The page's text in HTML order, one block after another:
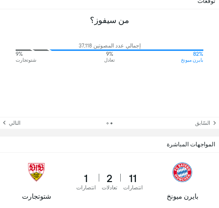
من سيفوز؟
إجمالي عدد المصوتين 37,118
82%
بايرن ميونخ
9%
تعادل
9%
شتوتجارت
السّابق التالي
المواجهات المباشرة
بايرن ميونخ
11
انتصارات
2
تعادلات
1
انتصارات
شتوتجارت